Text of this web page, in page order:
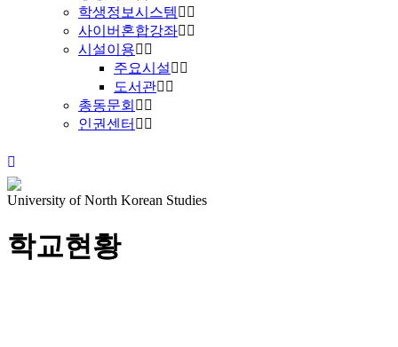
학생정보시스템
사이버혼합강좌
시설이용
주요시설
도서관
총동문회
인권센터
University of North Korean Studies
학교현황